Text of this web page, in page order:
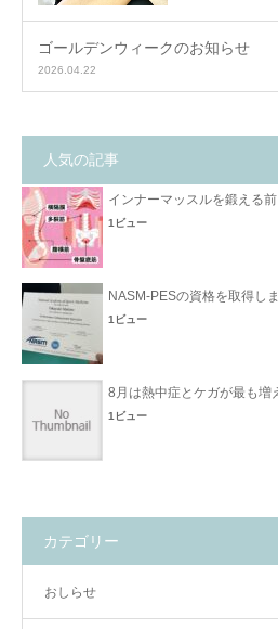
ゴールデンウィークのお知らせ
2026.04.22
人気の記事
インナーマッスルを鍛える
1ビュー
NASM-PESの資格を取得し
1ビュー
8月は熱中症とケガが最も増
1ビュー
カテゴリー
おしらせ